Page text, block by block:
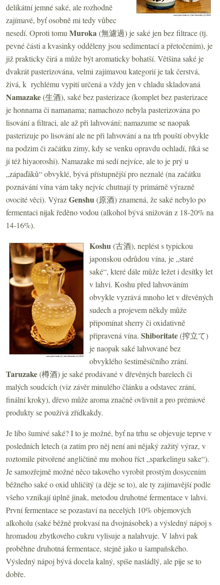
delikátní jemné saké, ale rozhodně
zajímavé, byť osobně mi tedy vůbec
nesedí. Oproti tomu Muroka(無濾過) je saké jen bez filtrace (tj.
pevné části a kvasinky odděleny jsou sedimentací a přetočením), je
již prakticky čirá a může být aromaticky bohatší. Většina saké je
dvakrát pasterizována, velmi zajímavou kategorií je tak čerstvá,
živá, k rychlému vypití určená a vždy jen v chladu skladovaná
Namazake(生酒), saké bez pasterizace (komplet bez pasterizace
je honnama či namanama; namachozo nebyla pasterizována po
lisování a filtraci, ale až při lahvování; namazume se naopak
pasterizuje po lisování ale ne při lahvování a na trh pouští obvykle
na podzim či začátku zimy, kdy se venku opravdu ochladí, říká se
jí též hiyaoroshi). Namazake mi sedí nejvíce, ale to je prý u
„zápaďáků“ obvyklé, bývá přístupnější pro neznalé (na začátku
poznávání vína vám taky nejvíc chutnají ty primárně výrazně
ovocité věci). VýrazGenshu(原酒) znamená, že saké nebylo po
fermentaci nijak ředěno vodou (alkohol bývá snižován z 18-20% na
14-16%).
Koshu(古酒), neplést s typickou
japonskou odrůdou vína, je „staré
saké“, které dále může ležet i desítky let
v lahvi. Koshu před lahvováním
obvykle vyzrává mnoho let v dřevěných
sudech a projevem někdy může
připomínat sherry či oxidativně
připravená vína. Shiboritate(搾立て)
je naopak saké lahvované bez
obvyklého šestiměsíčního zrání.
Taruzake(樽酒) je saké prodávané v dřevěných barelech či
malých soudcích (viz závěr minulého článku a odstavec zrání,
finální kroky), dřevo může aroma značně ovlivnit a pro prémiové
produkty se používá zřídkakdy.
Je libo šumivé saké? I to je možné, byť na trhu se objevuje teprve v
posledních letech (a zatím pro něj není ani nějaký zažitý výraz, v
roztomile pitvořené angličtině mu mohou říct „sparkelingu sake“).
Je samozřejmě možné něco takového vyrobit prostým dosycením
běžného saké o oxid uhličitý (a děje se to), ale ty zajímavější podle
všeho vznikají úplně jinak, metodou druhotné fermentace v lahvi.
První fermentace se pozastaví na necelých 10% objemových
alkoholu (saké běžně prokvasí na dvojnásobek) a výsledný nápoj s
hromadou zbytkového cukru vylisuje a nalahvuje. V lahvi pak
proběhne druhotná fermentace, stejně jako u šampaňského.
Výsledný nápoj bývá docela kalný, spíše nasládlý, ale pije se to
dobře.